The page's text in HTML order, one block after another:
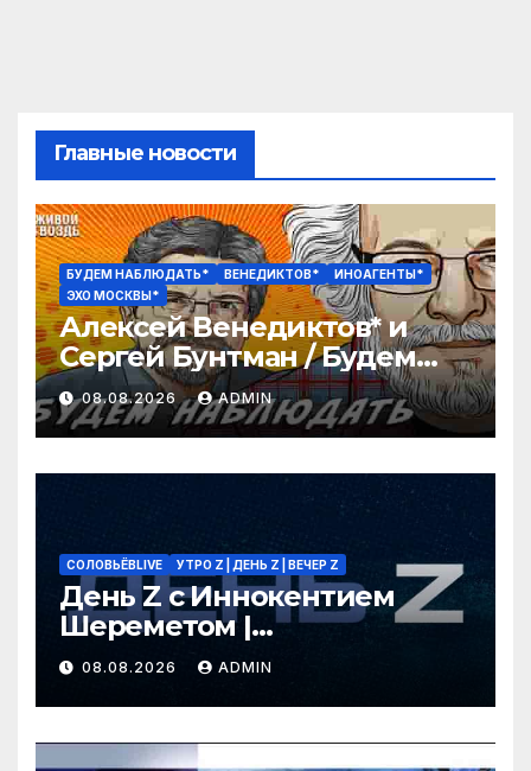
Главные новости
БУДЕМ НАБЛЮДАТЬ* ВЕНЕДИКТОВ*
ИНОАГЕНТЫ*
ЭХО МОСКВЫ*
Алексей Венедиктов* и
Сергей Бунтман / Будем
Наблюдать // 08.08.26
08.08.2026 ADMIN
СОЛОВЬЁВLIVE УТРО Z | ДЕНЬ Z | ВЕЧЕР Z
День Z с Иннокентием
Шереметом |
СОЛОВЬЁВLIVE | 8 августа
2026 года
08.08.2026 ADMIN